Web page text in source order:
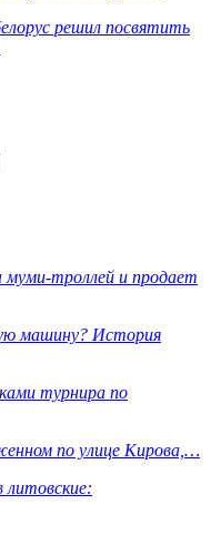
решил посвятить
муми-троллей и продает
машину? История
турнира по
по улице Кирова,…
литовские: